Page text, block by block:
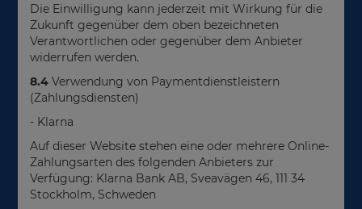
Die Einwilligung kann jederzeit mit Wirkung für die
Zukunft gegenüber dem oben bezeichneten
Verantwortlichen oder gegenüber dem Anbieter
widerrufen werden.
8.4 Verwendung von Paymentdienstleistern
(Zahlungsdiensten)
- Klarna
Auf dieser Website stehen eine oder mehrere Online-
Zahlungsarten des folgenden Anbieters zur
Verfügung: Klarna Bank AB, Sveavägen 46, 111 34
Stockholm, Schweden